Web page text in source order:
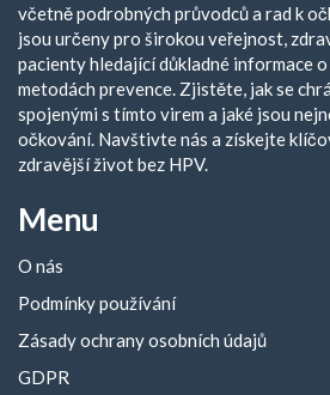
včetně podrobných průvodců a rad k
jsou určeny pro širokou veřejnost,
pacienty hledající důkladné informace o
metodách prevence. Zjistěte, jak se
spojenými s tímto virem a jaké jsou
očkování. Navštivte nás a získejte
zdravější život bez HPV.
Menu
O nás
Podmínky používání
Zásady ochrany osobních údajů
GDPR